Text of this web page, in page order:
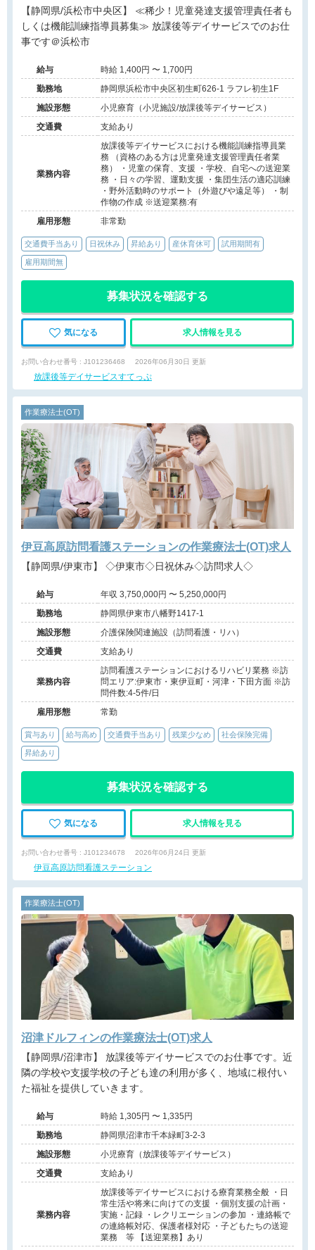
【静岡県/浜松市中央区】 ≪稀少！児童発達支援管理責任者も
しくは機能訓練指導員募集≫ 放課後等デイサービスでのお仕
事です＠浜松市
給与
時給 1,400円 〜 1,700円
勤務地
静岡県浜松市中央区初生町626-1 ラフレ初生1F
施設形態
小児療育（小児施設/放課後等デイサービス）
交通費
支給あり
業務内容
放課後等デイサービスにおける機能訓練指導員業
務 （資格のある方は児童発達支援管理責任者業
務） ・児童の保育、支援 ・学校、自宅への送迎業
務 ・日々の学習、運動支援 ・集団生活の適応訓練
・野外活動時のサポート（外遊びや遠足等） ・制
作物の作成 ※送迎業務:有
雇用形態
非常勤
交通費手当あり 日祝休み 昇給あり 産休育休可 試用期間有
雇用期間無
募集状況を確認する
気になる 求人情報を見る
お問い合わせ番号 : J101236468 2026年06月30日 更新
放課後等デイサービスすてっぷ
作業療法士(OT)
伊豆高原訪問看護ステーションの作業療法士(OT)求人
【静岡県/伊東市】 ◇伊東市◇日祝休み◇訪問求人◇
給与
年収 3,750,000円 〜 5,250,000円
勤務地
静岡県伊東市八幡野1417-1
施設形態
介護保険関連施設（訪問看護・リハ）
交通費
支給あり
業務内容
訪問看護ステーションにおけるリハビリ業務 ※訪
問エリア:伊東市・東伊豆町・河津・下田方面 ※訪
問件数:4-5件/日
雇用形態
常勤
賞与あり 給与高め 交通費手当あり 残業少なめ 社会保険完備
昇給あり
募集状況を確認する
気になる 求人情報を見る
お問い合わせ番号 : J101234678 2026年06月24日 更新
伊豆高原訪問看護ステーション
作業療法士(OT)
沼津ドルフィンの作業療法士(OT)求人
【静岡県/沼津市】 放課後等デイサービスでのお仕事です。近
隣の学校や支援学校の子ども達の利用が多く、地域に根付い
た福祉を提供していきます。
給与
時給 1,305円 〜 1,335円
勤務地
静岡県沼津市千本緑町3-2-3
施設形態
小児療育（放課後等デイサービス）
交通費
支給あり
業務内容
放課後等デイサービスにおける療育業務全般 ・日
常生活や将来に向けての支援 ・個別支援の計画・
実施・記録 ・レクリエーションの参加 ・連絡帳で
の連絡帳対応、保護者様対応 ・子どもたちの送迎
業務 等 【送迎業務】あり